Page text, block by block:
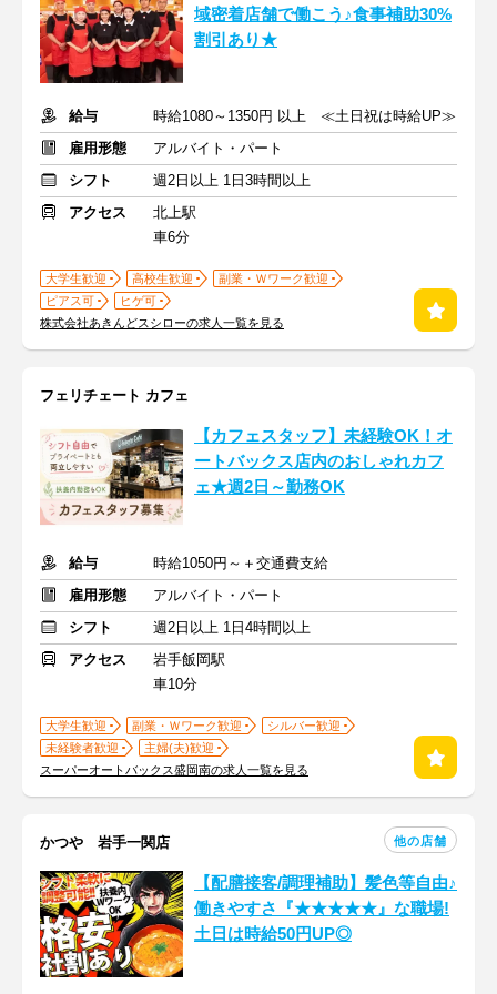
域密着店舗で働こう♪食事補助30%
割引あり★
給与
時給1080～1350円 以上 ≪土日祝は時給UP≫
雇用形態
アルバイト・パート
シフト
週2日以上 1日3時間以上
アクセス
北上駅
車6分
大学生歓迎 高校生歓迎
副業・Ｗワーク歓迎
ピアス可
ヒゲ可
株式会社あきんどスシローの求人一覧を見る
フェリチェート カフェ
【カフェスタッフ】未経験OK！オ
ートバックス店内のおしゃれカフ
ェ★週2日～勤務OK
給与
時給1050円～＋交通費支給
雇用形態
アルバイト・パート
シフト
週2日以上 1日4時間以上
アクセス
岩手飯岡駅
車10分
大学生歓迎 副業・Ｗワーク歓迎
シルバー歓迎
未経験者歓迎
主婦(夫)歓迎
スーパーオートバックス盛岡南の求人一覧を見る
かつや 岩手一関店 他の店舗
【配膳接客/調理補助】髪色等自由♪
働きやすさ『★★★★★』な職場!
土日は時給50円UP◎